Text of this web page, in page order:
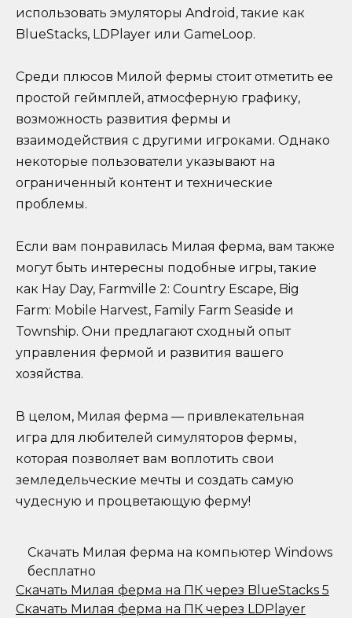
использовать эмуляторы Android, такие как
BlueStacks, LDPlayer или GameLoop.
Среди плюсов Милой фермы стоит отметить ее
простой геймплей, атмосферную графику,
возможность развития фермы и
взаимодействия с другими игроками. Однако
некоторые пользователи указывают на
ограниченный контент и технические
проблемы.
Если вам понравилась Милая ферма, вам также
могут быть интересны подобные игры, такие
как Hay Day, Farmville 2: Country Escape, Big
Farm: Mobile Harvest, Family Farm Seaside и
Township. Они предлагают сходный опыт
управления фермой и развития вашего
хозяйства.
В целом, Милая ферма — привлекательная
игра для любителей симуляторов фермы,
которая позволяет вам воплотить свои
земледельческие мечты и создать самую
чудесную и процветающую ферму!
Скачать Милая ферма на компьютер Windows
бесплатно
Скачать Милая ферма на ПК через BlueStacks 5
Скачать Милая ферма на ПК через LDPlayer